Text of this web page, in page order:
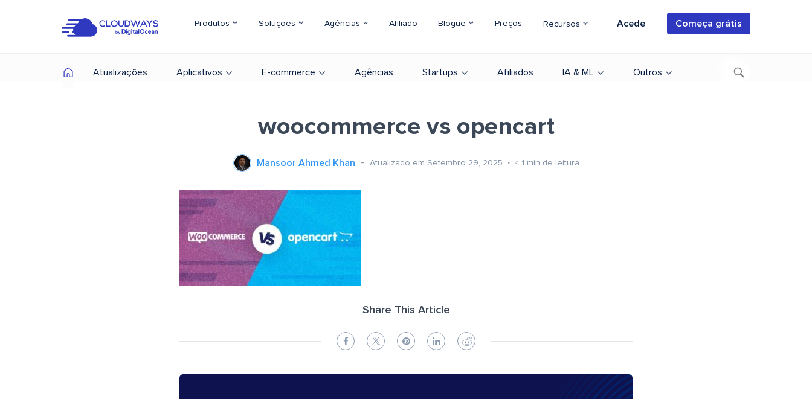
Produtos Soluções Agências Afiliado Blogue Preços Recursos Acede Começa grátis
Atualizações Aplicativos E-commerce Agências Startups Afiliados IA & ML Outros
woocommerce vs opencart
Mansoor Ahmed Khan Atualizado em Setembro 29, 2025 < 1 min de leitura
Share This Article